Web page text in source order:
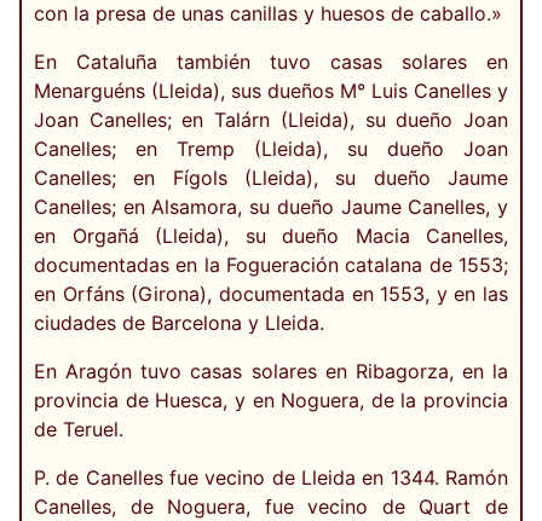
con la presa de unas canillas y huesos de caballo.»
En Cataluña también tuvo casas solares en
Menarguéns (Lleida), sus dueños M° Luis Canelles y
Joan Canelles; en Talárn (Lleida), su dueño Joan
Canelles; en Tremp (Lleida), su dueño Joan
Canelles; en Fígols (Lleida), su dueño Jaume
Canelles; en Alsamora, su dueño Jaume Canelles, y
en Orgañá (Lleida), su dueño Macia Canelles,
documentadas en la Fogueración catalana de 1553;
en Orfáns (Girona), documentada en 1553, y en las
ciudades de Barcelona y Lleida.
En Aragón tuvo casas solares en Ribagorza, en la
provincia de Huesca, y en Noguera, de la provincia
de Teruel.
P. de Canelles fue vecino de Lleida en 1344. Ramón
Canelles, de Noguera, fue vecino de Quart de